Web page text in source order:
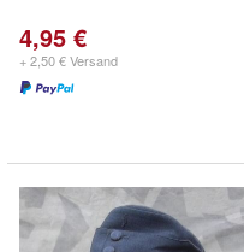
4,95 €
+ 2,50 € Versand